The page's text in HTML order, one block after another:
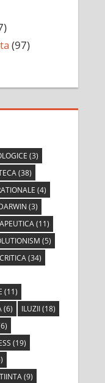
(97)
(3)
(38)
(4)
(3)
(11)
(5)
(34)
(11)
(6) ILUZII(18)
(19)
(9)